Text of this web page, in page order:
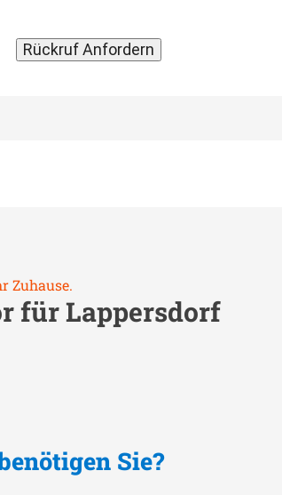
Zuhause.
fürLappersdorf
Sie?